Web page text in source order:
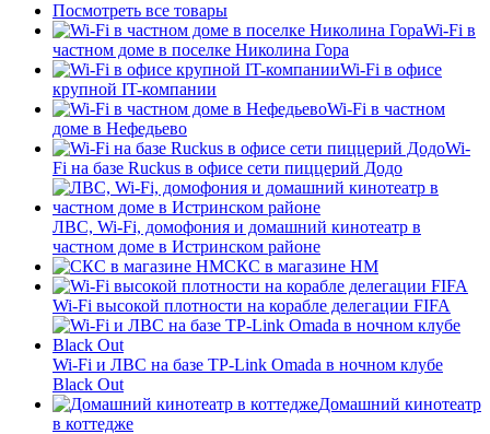
Посмотреть все товары
Wi-Fi в
частном доме в поселке Николина Гора
Wi-Fi в офисе
крупной IT-компании
Wi-Fi в частном
доме в Нефедьево
Wi-
Fi на базе Ruckus в офисе сети пиццерий Додо
ЛВС, Wi-Fi, домофония и домашний кинотеатр в
частном доме в Истринском районе
СКС в магазине HM
Wi-Fi высокой плотности на корабле делегации FIFA
Wi-Fi и ЛВС на базе TP-Link Omada в ночном клубе
Black Out
Домашний кинотеатр
в коттедже